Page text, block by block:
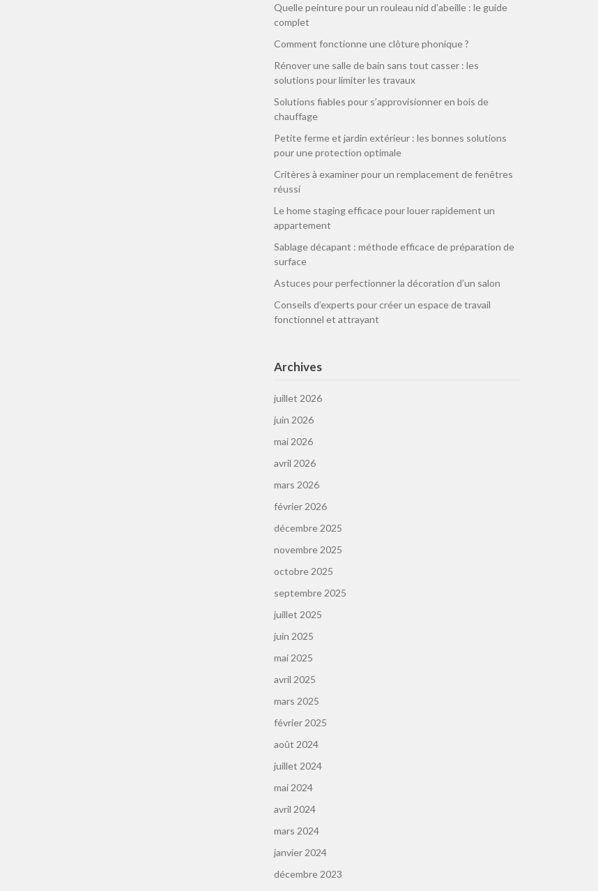
Quelle peinture pour un rouleau nid d’abeille : le guide
complet
Comment fonctionne une clôture phonique ?
Rénover une salle de bain sans tout casser : les
solutions pour limiter les travaux
Solutions fiables pour s’approvisionner en bois de
chauffage
Petite ferme et jardin extérieur : les bonnes solutions
pour une protection optimale
Critères à examiner pour un remplacement de fenêtres
réussi
Le home staging efficace pour louer rapidement un
appartement
Sablage décapant : méthode efficace de préparation de
surface
Astuces pour perfectionner la décoration d’un salon
Conseils d’experts pour créer un espace de travail
fonctionnel et attrayant
Archives
juillet 2026
juin 2026
mai 2026
avril 2026
mars 2026
février 2026
décembre 2025
novembre 2025
octobre 2025
septembre 2025
juillet 2025
juin 2025
mai 2025
avril 2025
mars 2025
février 2025
août 2024
juillet 2024
mai 2024
avril 2024
mars 2024
janvier 2024
décembre 2023